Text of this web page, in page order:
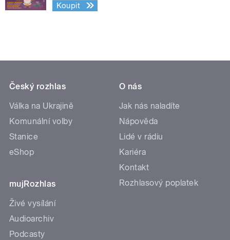
Koupit
Český rozhlas
Válka na Ukrajině
Komunální volby
Stanice
eShop
mujRozhlas
Živé vysílání
Audioarchiv
Podcasty
O nás
Jak nás naladíte
Nápověda
Lidé v rádiu
Kariéra
Kontakt
Rozhlasový poplatek